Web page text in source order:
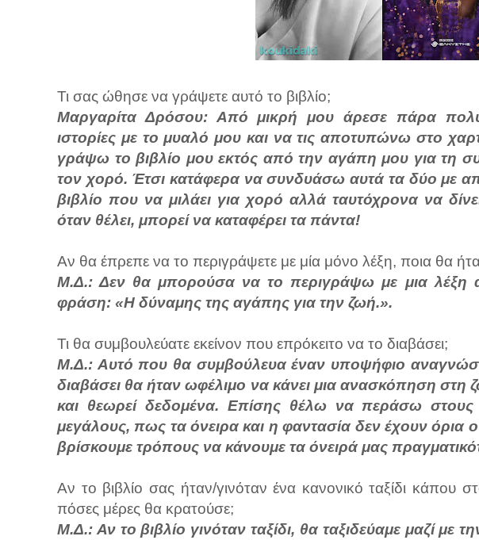
Τι σας ώθησε να γράψετε αυτό το βιβλίο;
Μαργαρίτα Δρόσου: Από μικρή μου άρεσε πάρα πολύ
ιστορίες με το μυαλό μου και να τις αποτυπώνω στο
γράψω το βιβλίο μου εκτός από την αγάπη μου για τη
τον χορό. Έτσι κατάφερα να συνδυάσω αυτά τα δύο με
βιβλίο που να μιλάει για χορό αλλά ταυτόχρονα να
όταν θέλει, μπορεί να καταφέρει τα πάντα!
Αν θα έπρεπε να το περιγράψετε με μία μόνο λέξη, ποια θα
Μ.Δ.: Δεν θα μπορούσα να το περιγράψω με μια λέξη
φράση: «Η δύναμης της αγάπης για την ζωή.».
Τι θα συμβουλεύατε εκείνον που επρόκειτο να το διαβάσει;
Μ.Δ.: Αυτό που θα συμβούλευα έναν υποψήφιο αναγνώστη
διαβάσει θα ήταν ωφέλιμο να κάνει μια ανασκόπηση στη
και θεωρεί δεδομένα. Επίσης θέλω να περάσω στους
μεγάλους, πως τα όνειρα και η φαντασία δεν έχουν όρια
βρίσκουμε τρόπους να κάνουμε τα όνειρά μας
Αν το βιβλίο σας ήταν/γινόταν ένα κανονικό ταξίδι κάπου
πόσες μέρες θα κρατούσε;
Μ.Δ.: Αν το βιβλίο γινόταν ταξίδι, θα ταξιδεύαμε μαζί με